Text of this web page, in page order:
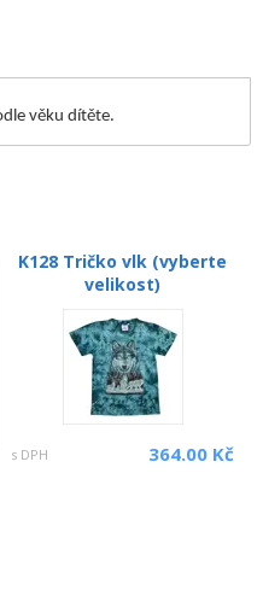
věku dítěte.
K128 Tričko vlk (vyberte
velikost)
s DPH 364.00 Kč